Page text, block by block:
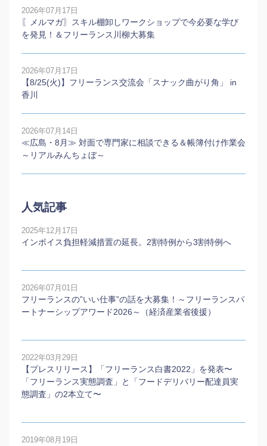
2026年07月17日
〖メルマガ〗スキル棚卸しワークショップで今必要な学び
を発見！＆フリーランス川柳大募集
2026年07月17日
【8/25(火)】フリーランス交流会「スナック曲がり角」 in
香川
2026年07月14日
≪広島・8月≫ 対面で専門家に相談できる＆帳簿付け作業会
～リアルみんちょぼ～
人気記事
2025年12月17日
インボイス負担軽減措置の延長。2割特例から3割特例へ
2026年07月01日
フリーランスの”いい仕事”の話を大募集！～フリーランスパ
ートナーシップアワード2026～（経済産業省後援）
2022年03月29日
【プレスリリース】「フリーランス白書2022」を発表〜
「フリーランス実態調査」と「フードデリバリー配達員実
態調査」の2本⽴て〜
2019年08月19日